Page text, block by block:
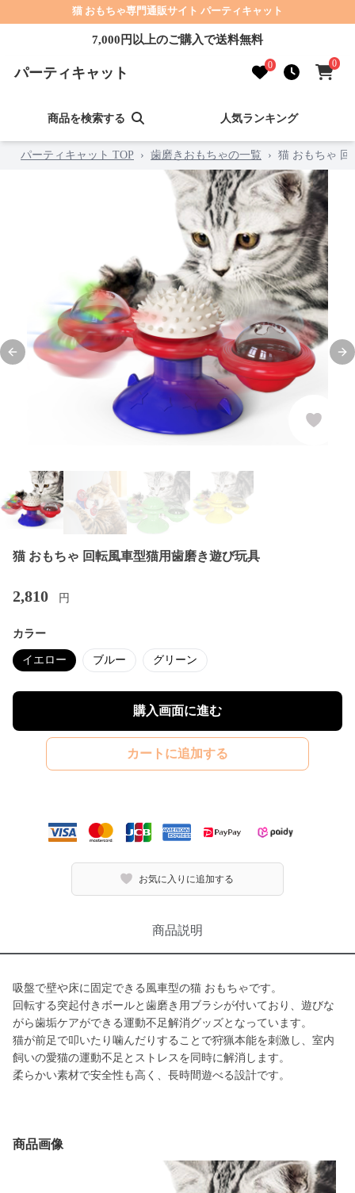
猫 おもちゃ専門通販サイト パーティキャット
7,000円以上のご購入で送料無料
パーティキャット 0 0
商品を検索する 人気ランキング
パーティキャット TOP › 歯磨きおもちゃの一覧 › 猫 おもちゃ 回
Previous slide
猫 おもちゃ 回転風車型猫用歯磨き遊び玩具
2,810 円
カラー
イエロー ブルー グリーン
購入画面に進む
カートに追加する
お気に入りに追加する
商品説明
吸盤で壁や床に固定できる風車型の猫 おもちゃです。
回転する突起付きボールと歯磨き用ブラシが付いており、遊びな
がら歯垢ケアができる運動不足解消グッズとなっています。
猫が前足で叩いたり噛んだりすることで狩猟本能を刺激し、室内
飼いの愛猫の運動不足とストレスを同時に解消します。
柔らかい素材で安全性も高く、長時間遊べる設計です。
商品画像